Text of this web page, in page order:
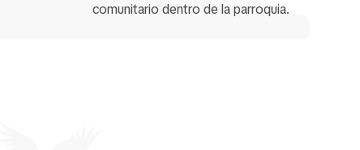
comunitario dentro de la parroquia.